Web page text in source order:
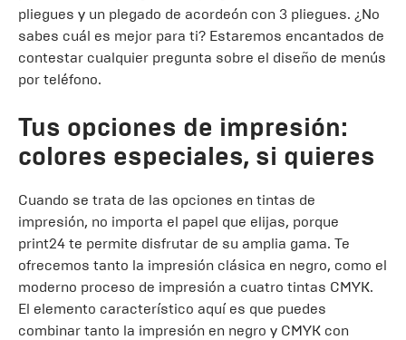
pliegues y un plegado de acordeón con 3 pliegues. ¿No
sabes cuál es mejor para ti? Estaremos encantados de
contestar cualquier pregunta sobre el diseño de menús
por teléfono.
Tus opciones de impresión:
colores especiales, si quieres
Cuando se trata de las opciones en tintas de
impresión, no importa el papel que elijas, porque
print24 te permite disfrutar de su amplia gama. Te
ofrecemos tanto la impresión clásica en negro, como el
moderno proceso de impresión a cuatro tintas CMYK.
El elemento característico aquí es que puedes
combinar tanto la impresión en negro y CMYK con